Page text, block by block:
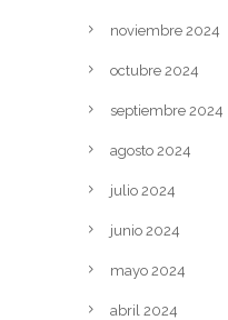
noviembre 2024
octubre 2024
septiembre 2024
agosto 2024
julio 2024
junio 2024
mayo 2024
abril 2024